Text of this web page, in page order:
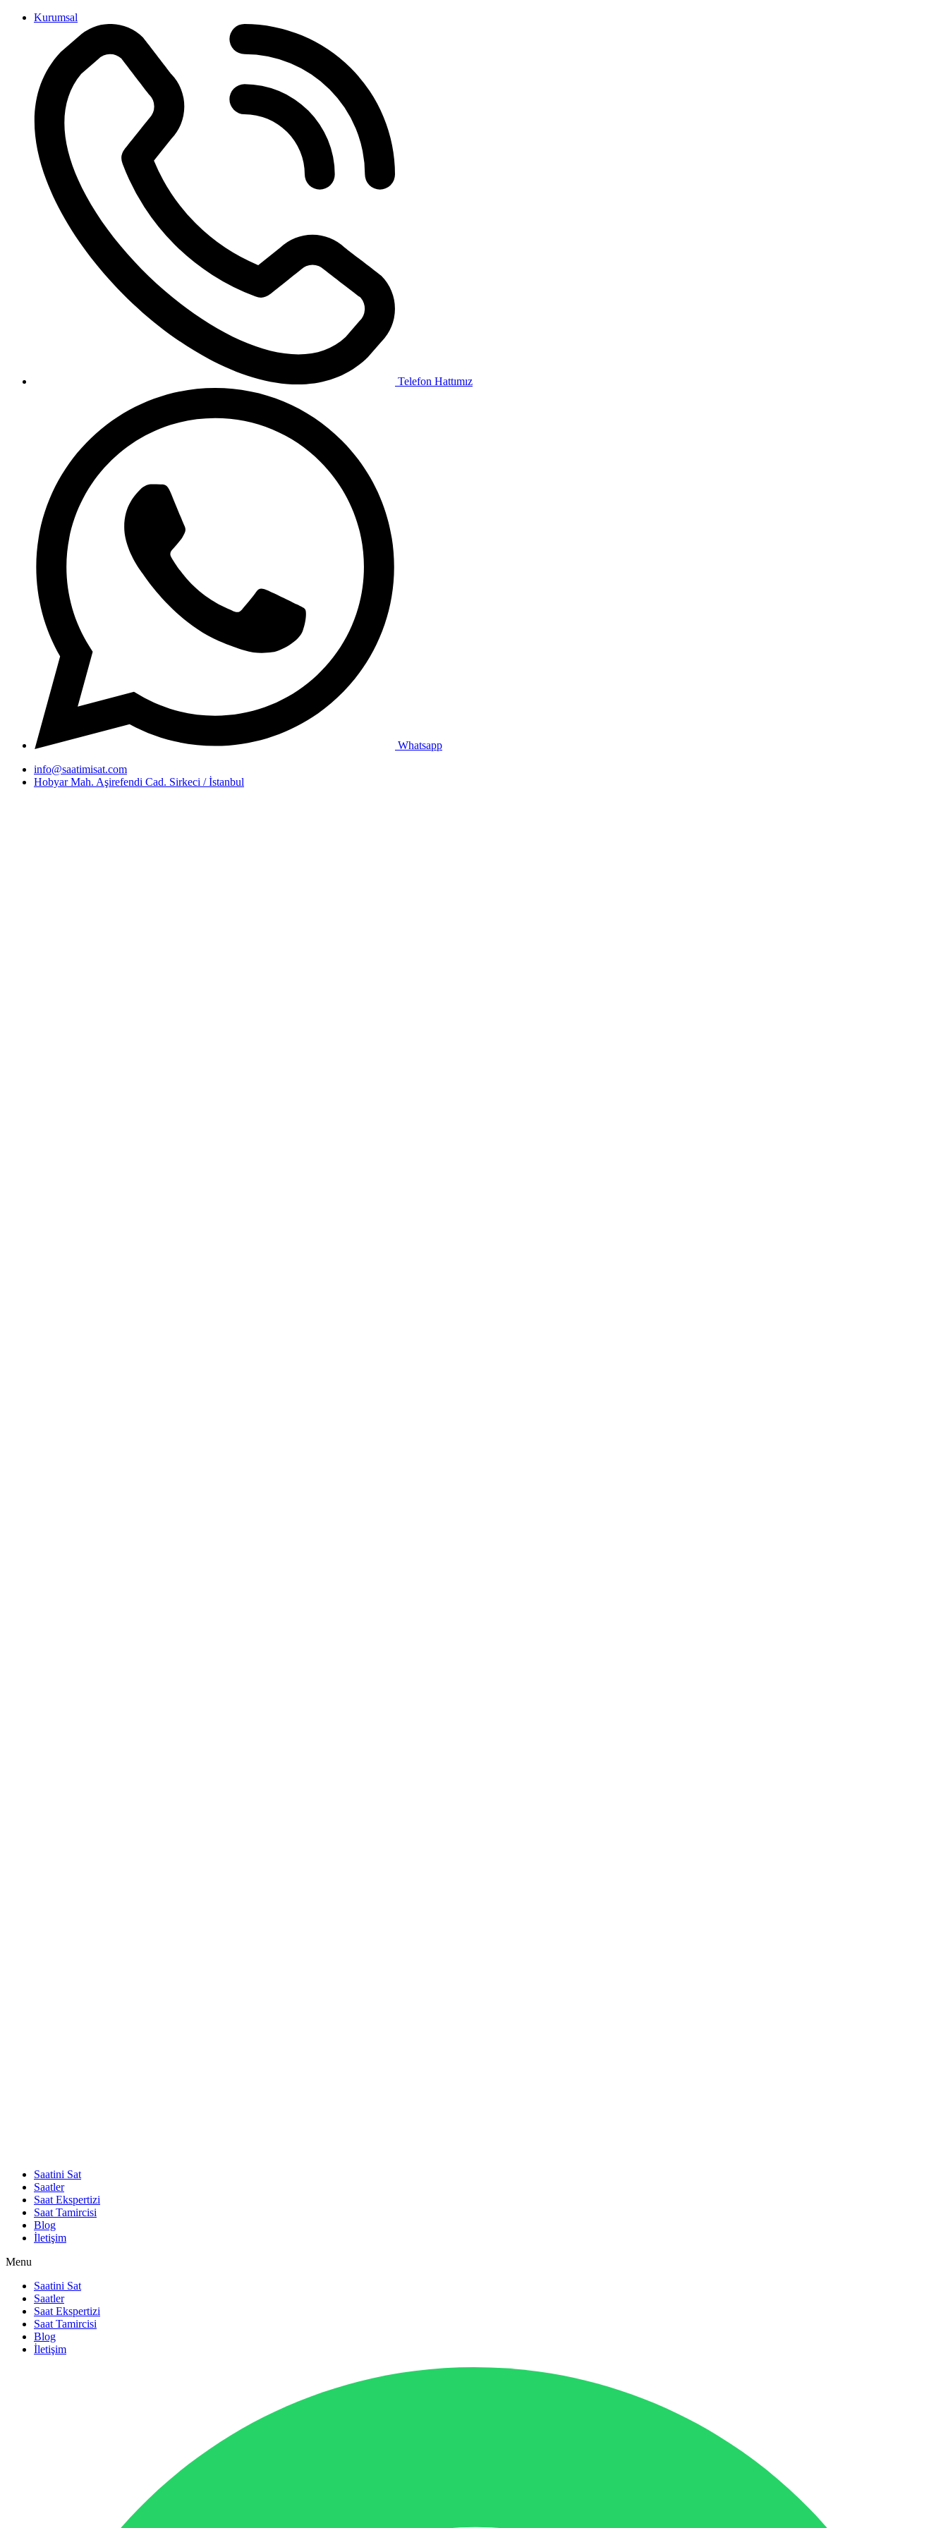
İçeriğeKurumsal
Telefon Hattımız
Whatsapp
info@saatimisat.com
Hobyar Mah. Aşirefendi Cad. Sirkeci / İstanbul
Saatini Sat
Saatler
Saat Ekspertizi
Saat Tamircisi
Blog
İletişim
Menu
Saatini Sat
Saatler
Saat Ekspertizi
Saat Tamircisi
Blog
İletişim